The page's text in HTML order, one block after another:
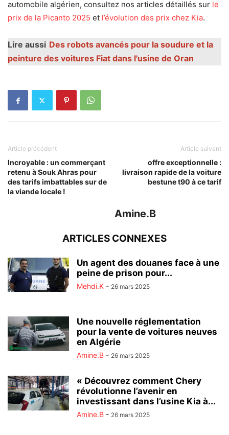
automobile algérien, consultez nos articles détaillés sur le
prix de la Picanto 2025 et l’évolution des prix chez Kia.
Lire aussi Des robots avancés pour la soudure et la
peinture des voitures Fiat dans l'usine de Oran
Article précédent
Incroyable : un commerçant
retenu à Souk Ahras pour
des tarifs imbattables sur de
la viande locale !
Article suivant
offre exceptionnelle :
livraison rapide de la voiture
bestune t90 à ce tarif
Amine.B
ARTICLES CONNEXES
Un agent des douanes face à une
peine de prison pour...
Mehdi.K - 26 mars 2025
Une nouvelle réglementation
pour la vente de voitures neuves
en Algérie
Amine.B - 26 mars 2025
« Découvrez comment Chery
révolutionne l’avenir en
investissant dans l’usine Kia à...
Amine.B - 26 mars 2025